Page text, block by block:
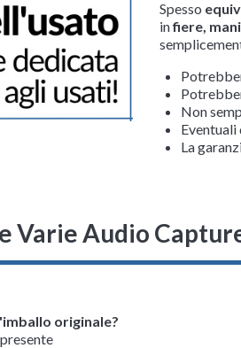
Spesso
infiere,
Non
La
Audio
originale?
presente